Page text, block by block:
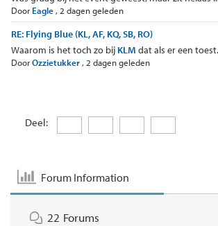
Door Eagle, 2 dagen geleden
RE: Flying Blue (KL, AF, KQ, SB, RO)
Waarom is het toch zo bij KLM dat als er een
DoorOzzietukker, 2 dagen geleden
Deel:
Forum Information
22 Forums